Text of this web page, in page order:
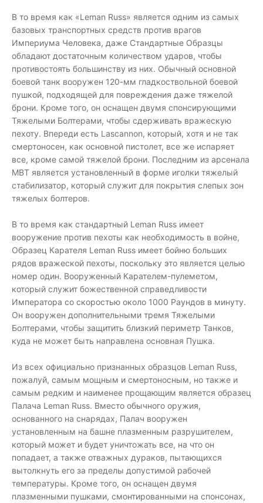
В то время как «Leman Russ» является одним из самых
базовых транспортных средств против врагов
Империума Человека, даже Стандартные Образцы
обладают достаточным количеством ударов, чтобы
противостоять большинству из них. Обычный основной
боевой танк вооружен 120-мм гладкоствольной боевой
пушкой, подходящей для повреждения даже тяжелой
брони. Кроме того, он оснащен двумя спонсирующими
Тяжелыми Болтерами, чтобы сдерживать вражескую
пехоту. Впереди есть Lascannon, который, хотя и не так
смертоносен, как основной пистолет, все же испаряет
все, кроме самой тяжелой брони. Последним из арсенала
MBT является установленный в форме иголки тяжелый
стабилизатор, который служит для покрытия слепых зон
тяжелых болтеров.
В то время как стандартный Leman Russ имеет
вооружение против пехоты как необходимость в войне,
Образец Карателя Leman Russ имеет бойню больших
рядов вражеской пехоты, поскольку это является целью
номер один. Вооруженный Карателем-пулеметом,
который служит божественной справедливости
Императора со скоростью около 1000 Раундов в минуту.
Он вооружен дополнительными тремя Тяжелыми
Болтерами, чтобы защитить близкий периметр Танков,
куда не может быть направлена ​​основная Пушка.
Из всех официально признанных образцов Leman Russ,
пожалуй, самым мощным и смертоносным, но также и
самым редким и наименее прощающим является образец
Палача Leman Russ. Вместо обычного оружия,
основанного на снарядах, Палач вооружен
установленным на башне плазменным разрушителем,
который может и будет уничтожать все, на что он
попадает, а также отважных дураков, пытающихся
вытолкнуть его за пределы допустимой рабочей
температуры. Кроме того, он оснащен двумя
плазменными пушками, смонтированными на спонсонах,